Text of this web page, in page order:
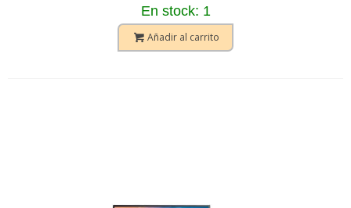
En stock: 1
Añadir al carrito